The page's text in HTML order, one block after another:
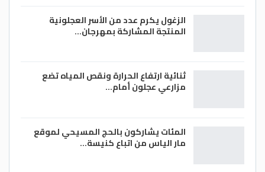
الزغول يكرم عدد من الأسر العجلونية
المنتجة المشاركة بمهرجان…
ثنائية ارتفاع الحرارة ونقص المياه تضع
مزارعي عجلون أمام…
المئات يشاركون بالحج المسيحي لموقع
مار الياس من اتباع كنيسة…